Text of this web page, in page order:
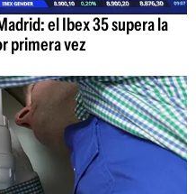
el Ibex 35 supera la
primera vez